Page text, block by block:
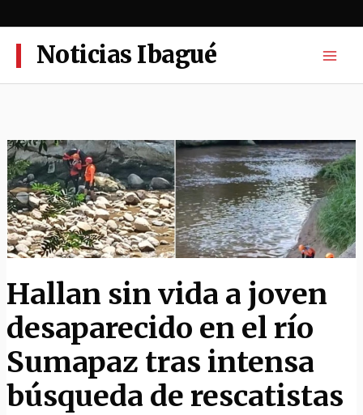
al
contenidoNoticias Ibagué
Hallan sin vida a joven
desaparecido en el río
Sumapaz tras intensa
búsqueda de rescatistas